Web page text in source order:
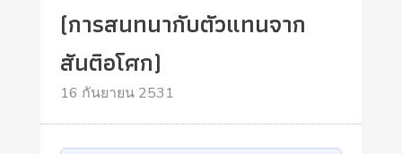
(การสนทนากับตัวแทนจาก
สันติอโศก)
16 กันยายน 2531